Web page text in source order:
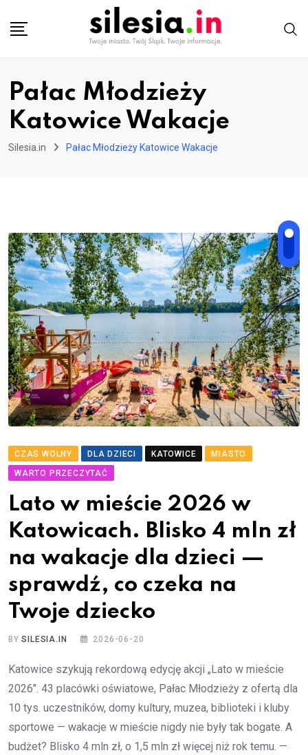
Pałac Młodzieży
Katowice Wakacje
Silesia.in Pałac Młodzieży Katowice Wakacje
CZAS WOLNY DLA DZIECI KATOWICE
MIASTO
WARTO PRZECZYTAĆ
Lato w mieście 2026 w
Katowicach. Blisko 4 mln zł
na wakacje dla dzieci —
sprawdź, co czeka na
Twoje dziecko
BYSILESIA.IN 2026-06-20
Katowice szykują rekordową edycję akcji „Lato w mieście
2026″. 43 placówki oświatowe, Pałac Młodzieży z ofertą dla
10 tys. uczestników, domy kultury, muzea, biblioteki i kluby
sportowe — wakacje w mieście nigdy nie były tak bogate. A
budżet? Blisko 4 mln zł, o 1,5 mln zł więcej niż rok temu. —